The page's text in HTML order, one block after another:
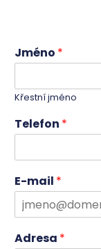
Jméno *
Křestní jméno
Telefon *
E-mail *
Adresa *